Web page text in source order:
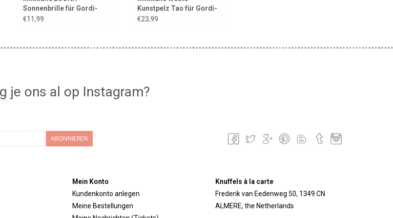
Sonnenbrille für Gordi-
Puppen / Farbe: Rosa
€11,99
Kunstpelz Tao für Gordi-
Puppen / ecru
€23,99
je ons al op Instagram?
ABONNIEREN
Mein Konto
Kundenkonto anlegen
Meine Bestellungen
Knuffels à la carte
Frederik van Eedenweg 50, 1349 CN
ALMERE, the Netherlands